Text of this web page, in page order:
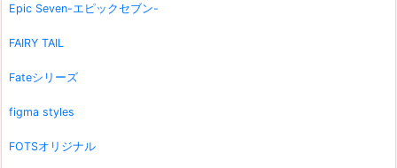
Epic Seven-エピックセブン-
FAIRY TAIL
Fateシリーズ
figma styles
FOTSオリジナル